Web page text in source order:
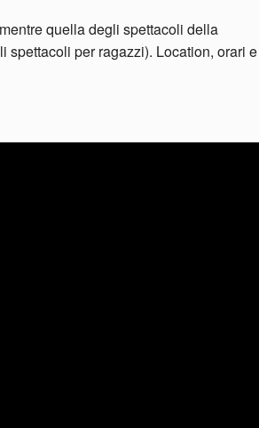
quella degli spettacoli della
spettacoli per ragazzi). Location, orari e